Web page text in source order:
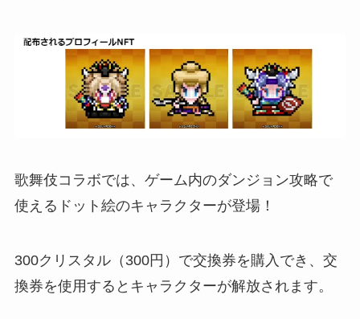
歌舞伎コラボでは、ゲーム内のダンジョン攻略で
使えるドット絵のキャラクターが登場！
300クリスタル（300円）で交換券を購入でき、交
換券を使用するとキャラクターが解放されます。